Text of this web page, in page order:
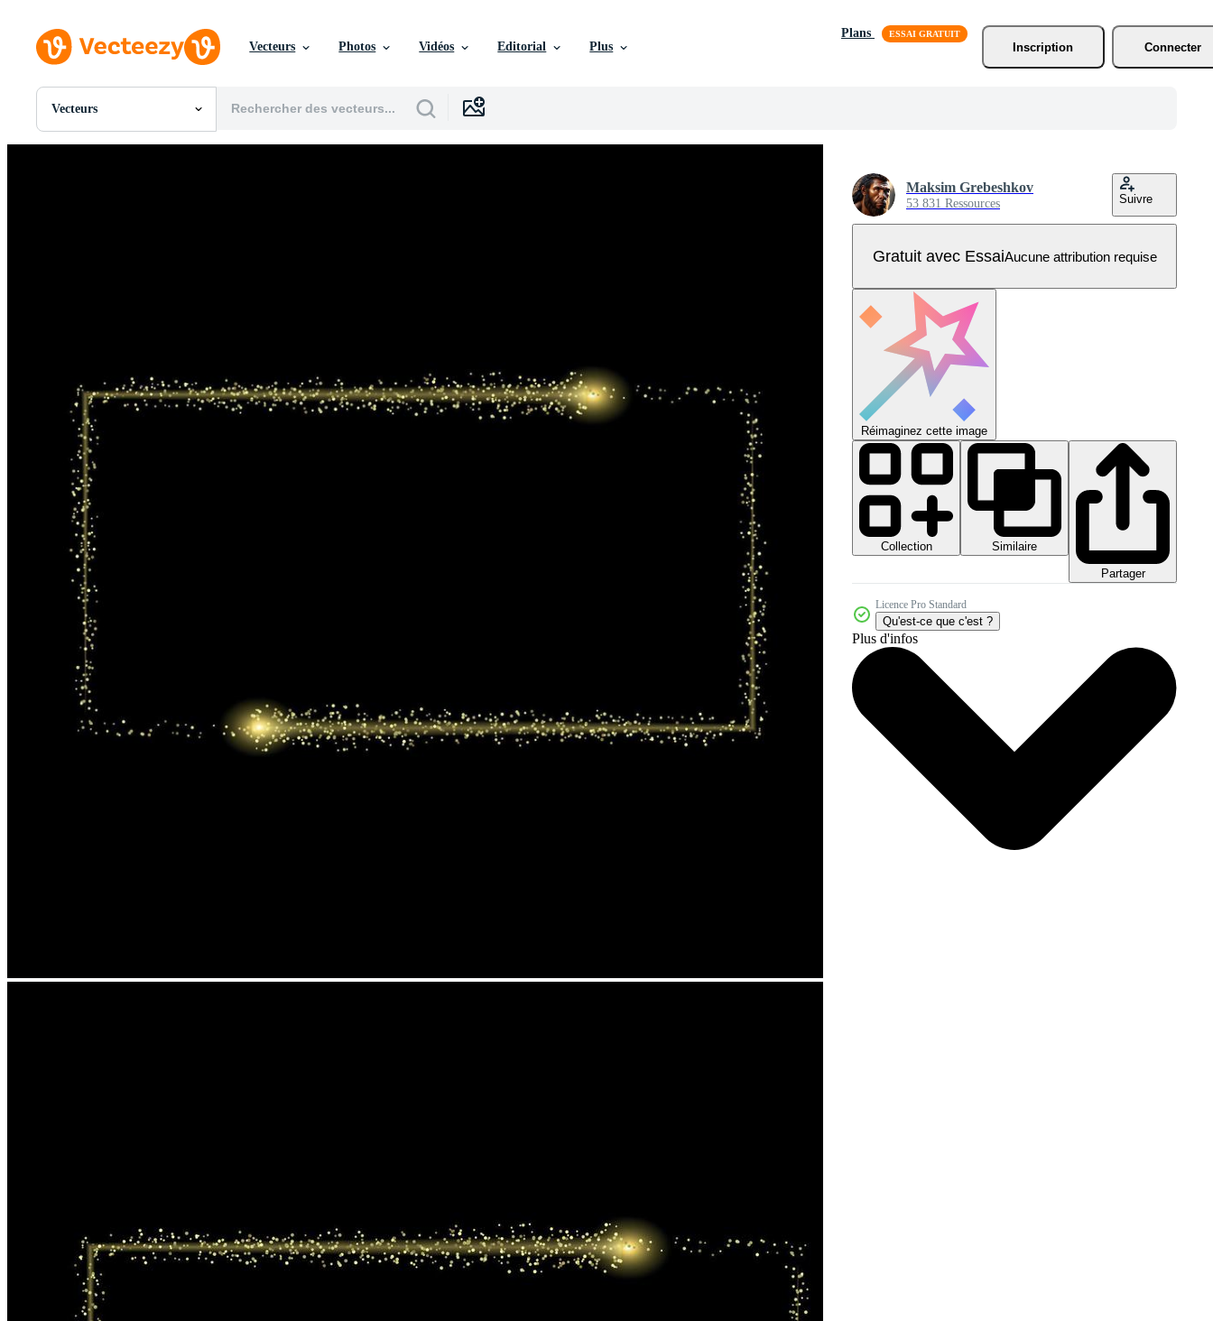
Vecteurs Photos Vidéos Editorial Plus
Plans
Inscription
Connecter
Vecteurs
Toutes Images
Maksim Grebeshkov
53 831 Ressources Suivre
Gratuit avec EssaiAucune attribution requise
Réimaginez cette image
Collection
Similaire
Partager
Licence Pro Standard
Qu'est-ce que c'est ?
Plus d'infos